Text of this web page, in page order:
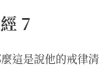
7
這是說他的戒律清